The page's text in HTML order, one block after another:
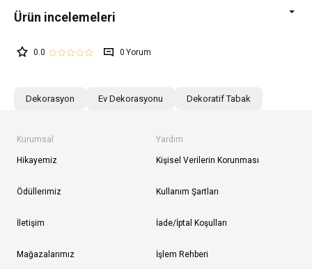
0.0 0
Dekorasyon Ev Dekorasyonu Dekoratif Tabak
Kurumsal
Hikayemiz
Ödüllerimiz
İletişim
Mağazalarımız
Yardım
Kişisel Verilerin Korunması
Kullanım Şartları
İade/İptal Koşulları
İşlem Rehberi